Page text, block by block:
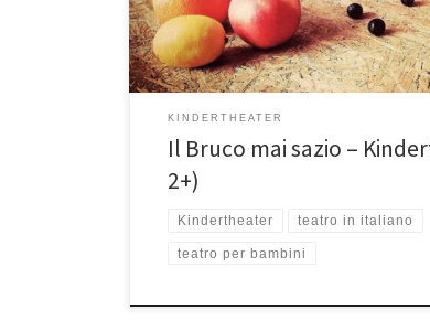
tradotto in 62 […]
KINDERTHEATER
Il Bruco mai sazio –
2+)
Kindertheater teatro in italiano
teatro per bambini